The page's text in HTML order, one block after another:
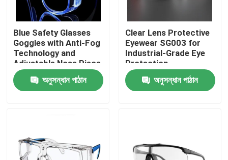
Blue Safety Glasses
Goggles with Anti-Fog
Technology and
Adjustable Nose Piece
অনুসন্ধান পাঠান
Clear Lens Protective
Eyewear SG003 for
Industrial-Grade Eye
Protection
অনুসন্ধান পাঠান